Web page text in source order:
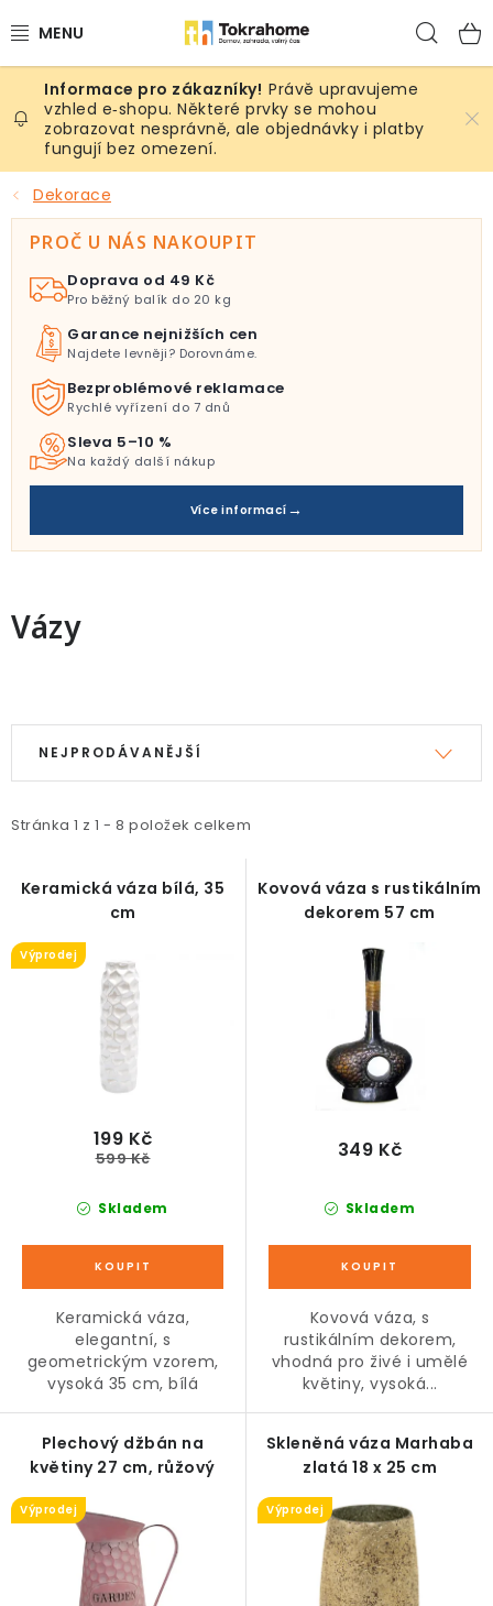
na
Výrobky
Místnosti
Venkovní prostory
Dárkové tipy
Slevy
Pro mazlíky
Testovací laboratoř
Kontakt
Právě upravujeme
vzhled e‑shopu. Některé prvky se mohou
zobrazovat nesprávně, ale objednávky i platby
fungují bez omezení.
Dekorace
PROČ U NÁS NAKOUPIT
Doprava od 49 Kč
Pro běžný balík do 20 kg
Garance nejnižších cen
Najdete levněji? Dorovnáme.
Bezproblémové reklamace
Rychlé vyřízení do 7 dnů
Sleva 5–10 %
Na každý další nákup
Více informací
Vázy
V
ý
p
i
p
o
d
Stránka 1 z 1 - 8 položek celkem
Ř
a
z
e
r
o
NEJPRODÁVANĚJŠÍ
Keramická váza bílá, 35
cm
Výprodej
Skladem
199 Kč
599 Kč
Keramická váza,
elegantní, s
geometrickým vzorem,
vysoká 35 cm, bílá
Kovová váza s rustikálním
dekorem 57 cm
Skladem
349 Kč
Kovová váza, s
rustikálním dekorem,
vhodná pro živé i umělé
květiny, vysoká...
Plechový džbán na
květiny 27 cm, růžový
Výprodej
Skleněná váza Marhaba
zlatá 18 x 25 cm
Výprodej